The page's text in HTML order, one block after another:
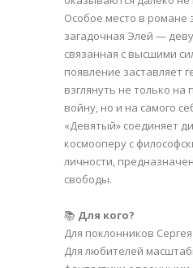
Особое место в романе
загадочная Элей —
связанная с высшими
появление заставляет
взглянуть не только
войну, но и на самого
«Девятый» соединяет
космооперу с
личности,
свободы.
📚 Для кого?
Для поклонников
Для любителей